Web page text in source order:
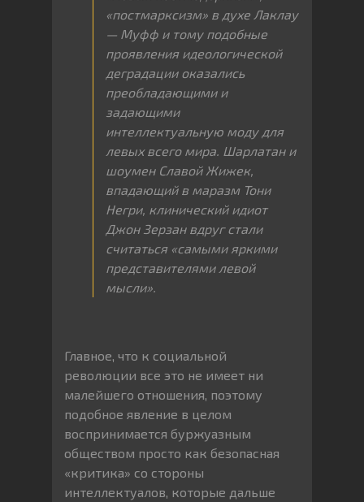
«постмарксизм» в духе Лаклау
— Муфф и тому подобные
проявления идеологической
деградации оказались
преобладающими и
задающими
интеллектуальную моду для
левых всего мира. Шарлатан и
шоумен Славой Жижек,
впадающий в маразм Тони
Негри, клинический идиот
Джон Зерзан вдруг стали
считаться «самыми яркими
представителями левой
мысли».
Главное, что к социальной
революции все это не имеет ни
малейшего отношения, поэтому
подобное явление в целом
воспринимается буржуазным
обществом просто как безопасная
«критика» со стороны
интеллектуалов, которые дальше